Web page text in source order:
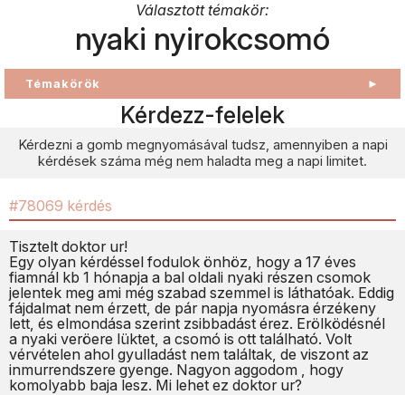
Választott témakör:
nyaki nyirokcsomó
Témakörök ►
Kérdezz-felelek
Kérdezni a gomb megnyomásával tudsz, amennyiben a napi
kérdések száma még nem haladta meg a napi limitet.
#78069 kérdés
Tisztelt doktor ur!
Egy olyan kérdéssel fodulok önhöz, hogy a 17 éves
fiamnál kb 1 hónapja a bal oldali nyaki részen csomok
jelentek meg ami még szabad szemmel is láthatóak. Eddig
fájdalmat nem érzett, de pár napja nyomásra érzékeny
lett, és elmondása szerint zsibbadást érez. Erölködésnél
a nyaki veröere lüktet, a csomó is ott található. Volt
vérvételen ahol gyulladást nem találtak, de viszont az
inmurrendszere gyenge. Nagyon aggodom , hogy
komolyabb baja lesz. Mi lehet ez doktor ur?